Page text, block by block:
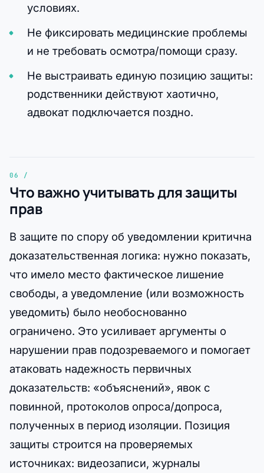
условиях.
Не фиксировать медицинские проблемы
и не требовать осмотра/помощи сразу.
Не выстраивать единую позицию защиты:
родственники действуют хаотично,
адвокат подключается поздно.
Что важно учитывать для защиты
прав
В защите по спору об уведомлении критична
доказательственная логика: нужно показать,
что имело место фактическое лишение
свободы, а уведомление (или возможность
уведомить) было необоснованно
ограничено. Это усиливает аргументы о
нарушении прав подозреваемого и помогает
атаковать надежность первичных
доказательств: «объяснений», явок с
повинной, протоколов опроса/допроса,
полученных в период изоляции. Позиция
защиты строится на проверяемых
источниках: видеозаписи, журналы